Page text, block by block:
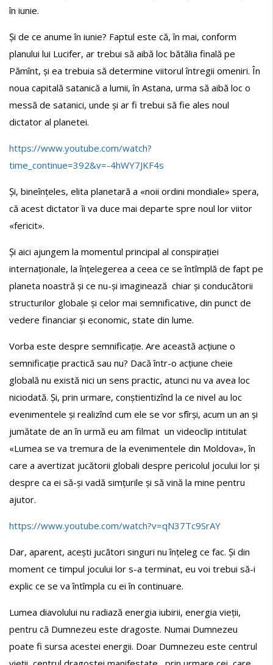
în iunie.
Și de ce anume în iunie? Faptul este că, în mai, conform
planului lui Lucifer, ar trebui să aibă loc bătălia finală pe
Pămînt, și ea trebuia să determine viitorul întregii omeniri. În
noua capitală satanică a lumii, în Astana, urma să aibă loc o
messă de satanici, unde și ar fi trebui să fie ales noul
dictator al planetei.
https://www.youtube.com/watch?
time_continue=392&v=-4hWY7JKF4s
Și, bineînțeles, elita planetară a «noii ordini mondiale» spera,
că acest dictator îi va duce mai departe spre noul lor viitor
«fericit».
Și aici ajungem la momentul principal al conspirației
internaționale, la înțelegerea a ceea ce se întîmplă de fapt pe
planeta noastră și ce nu-și imaginează chiar și conducătorii
structurilor globale și celor mai semnificative, din punct de
vedere financiar și economic, state din lume.
Vorba este despre semnificație. Are această acțiune o
semnificație practică sau nu? Dacă într-o acțiune cheie
globală nu există nici un sens practic, atunci nu va avea loc
niciodată. Și, prin urmare, conștientizînd la ce nivel au loc
evenimentele și realizînd cum ele se vor sfîrși, acum un an și
jumătate de an în urmă eu am filmat un videoclip intitulat
«Lumea se va tremura de la evenimentele din Moldova», în
care a avertizat jucătorii globali despre pericolul jocului lor și
despre ca ei să-și vadă simțurile și să vină la mine pentru
ajutor.
https://www.youtube.com/watch?v=qN37Tc9SrAY
Dar, aparent, acești jucători singuri nu înțeleg ce fac. Și din
moment ce timpul jocului lor s-a terminat, eu voi trebui să-i
explic ce se va întîmpla cu ei în continuare.
Lumea diavolului nu radiază energia iubirii, energia vieții,
pentru că Dumnezeu este dragoste. Numai Dumnezeu
poate fi sursa acestei energii. Doar Dumnezeu este centrul